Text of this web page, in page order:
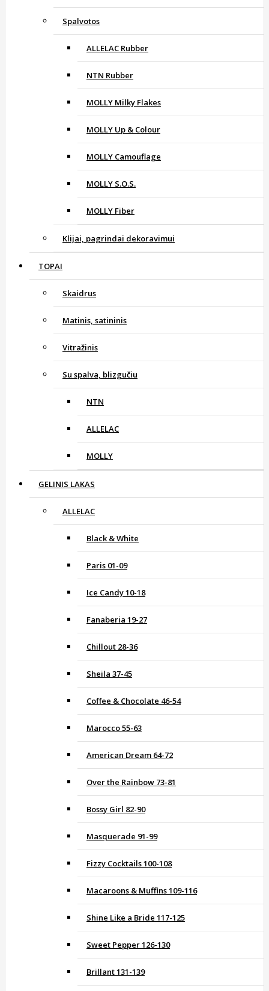
Spalvotos
ALLELAC Rubber
NTN Rubber
MOLLY Milky Flakes
MOLLY Up & Colour
MOLLY Camouflage
MOLLY S.O.S.
MOLLY Fiber
Klijai, pagrindai dekoravimui
TOPAI
Skaidrus
Matinis, satininis
Vitražinis
Su spalva, blizgučiu
NTN
ALLELAC
MOLLY
GELINIS LAKAS
ALLELAC
Black & White
Paris 01-09
Ice Candy 10-18
Fanaberia 19-27
Chillout 28-36
Sheila 37-45
Coffee & Chocolate 46-54
Marocco 55-63
American Dream 64-72
Over the Rainbow 73-81
Bossy Girl 82-90
Masquerade 91-99
Fizzy Cocktails 100-108
Macaroons & Muffins 109-116
Shine Like a Bride 117-125
Sweet Pepper 126-130
Brillant 131-139